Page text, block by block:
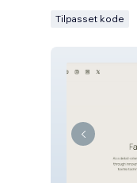
Tilpasset kode